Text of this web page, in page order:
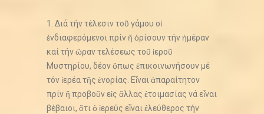
1. Διά τήν τέλεσιν τοῦ γάμου οἱ
ἐνδιαφερόμενοι πρίν ἤ ὁρίσουν τήν ἡμέραν
καί τήν ὥραν τελέσεως τοῦ ἱεροῦ
Μυστηρίου, δέον ὅπως ἐπικοινωνήσουν μέ
τόν ἱερέα τῆς ἐνορίας. Εἶναι ἀπαραίτητον
πρίν ἤ προβοῦν εἰς ἄλλας ἑτοιμασίας νά εἶναι
βέβαιοι, ὅτι ὁ ἱερεύς εἶναι ἐλεύθερος τήν